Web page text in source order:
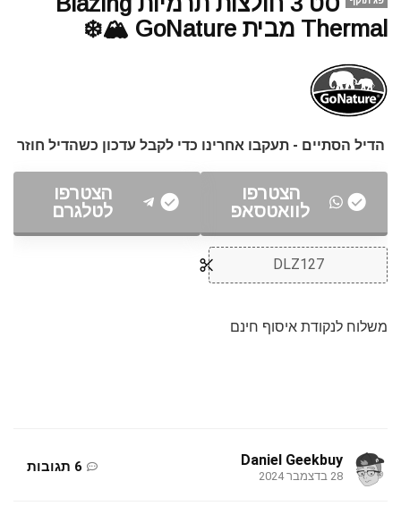
Thermal מבית GoNature 🏔️❄️
הדיל הסתיים - תעקבו אחרינו כדי לקבל עדכון כשהדיל חוזר
הצטרפו
לוואטסאפ
הצטרפו
לטלגרם
DLZ127
משלוח לנקודת איסוף חינם
Daniel Geekbuy
28 בדצמבר 2024
6 תגובות